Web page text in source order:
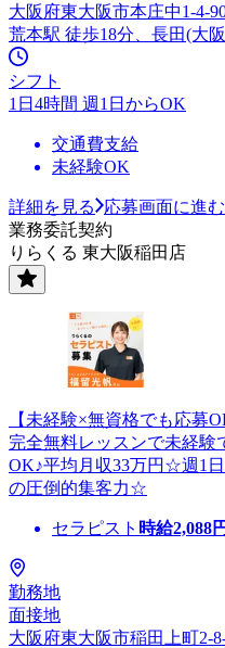
大阪府東大阪市本庄中1-4-
荒本駅 徒歩18分、長田(大
シフト
1日4時間 週1日からOK
交通費支給
未経験OK
詳細を見る
応募画面に進む
業務委託契約
りらくる 東大阪稲田店
【未経験×無資格でも応募
完全無料レッスンで未経験
OK♪平均月収33万円☆週1
の圧倒的集客力☆
セラピスト 時給2,088
勤務地
面接地
大阪府東大阪市稲田上町2-